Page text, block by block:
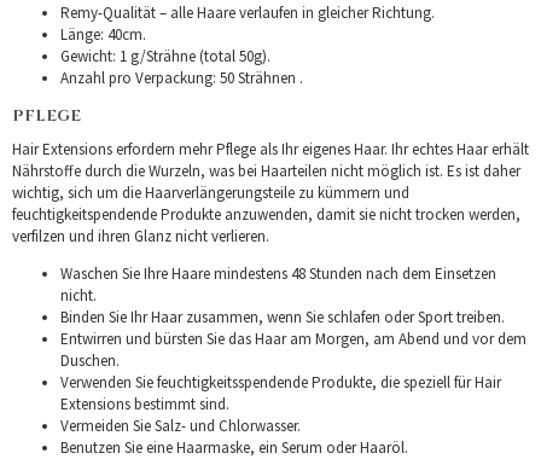
Remy-Qualität – alle Haare verlaufen in gleicher Richtung.
Länge: 40cm.
Gewicht: 1 g/Strähne (total 50g).
Anzahl pro Verpackung: 50 Strähnen .
PFLEGE
Hair Extensions erfordern mehr Pflege als Ihr eigenes Haar. Ihr echtes Haar erhält
Nährstoffe durch die Wurzeln, was bei Haarteilen nicht möglich ist. Es ist daher
wichtig, sich um die Haarverlängerungsteile zu kümmern und
feuchtigkeitspendende Produkte anzuwenden, damit sie nicht trocken werden,
verfilzen und ihren Glanz nicht verlieren.
Waschen Sie Ihre Haare mindestens 48 Stunden nach dem Einsetzen
nicht.
Binden Sie Ihr Haar zusammen, wenn Sie schlafen oder Sport treiben.
Entwirren und bürsten Sie das Haar am Morgen, am Abend und vor dem
Duschen.
Verwenden Sie feuchtigkeitsspendende Produkte, die speziell für Hair
Extensions bestimmt sind.
Vermeiden Sie Salz- und Chlorwasser.
Benutzen Sie eine Haarmaske, ein Serum oder Haaröl.